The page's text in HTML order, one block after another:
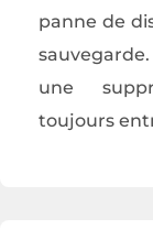
panne de
une
toujours